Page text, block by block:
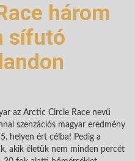
három
sífutó
az Arctic Circle Race nevű
szenzációs magyar eredmény
helyen ért célba! Pedig a
akik életük nem minden percét